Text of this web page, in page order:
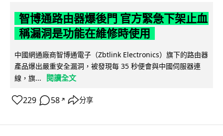
智博通路由器爆後門 官方緊急下架止血
稱漏洞是功能在維修時使用
中國網通廠商智博通電子（Zbtlink Electronics）旗下的路由器
產品爆出嚴重安全漏洞，被發現每 35 秒便會與中國伺服器連
線，旗...
閱讀全文
229 58 ↗ 分享